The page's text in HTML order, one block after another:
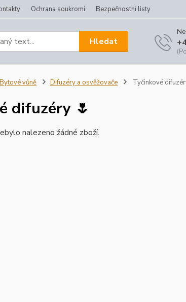
Ochrana soukromí Bezpečnostní listy
Hledat
Bytové vůně Difuzéry a osvěžovače Tyčinkové
difuzéry 🌷
nalezeno žádné zboží.